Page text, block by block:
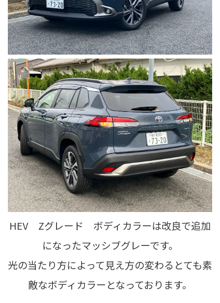
HEV Zグレード ボディカラーは改良で追加
になったマッシブグレーです。
光の当たり方によって見え方の変わるとても素
敵なボディカラーとなっております。